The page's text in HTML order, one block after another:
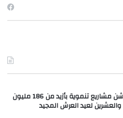
عامل إقليم صفرو يطلق ويدشن مشاريع تنموية بأزيد من 186 مليون
لعيد العرش المجيد